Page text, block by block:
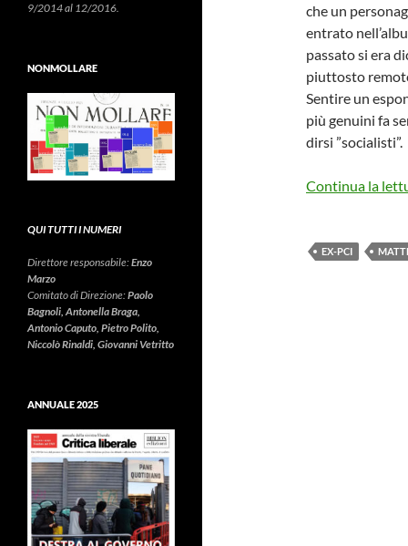
che un
entrato
passato si era
piuttosto
Sentire un
più genuini fa
dirsi ”socialisti”.
Continua la
EX-PCI
9/2014 al 12/2016.
NONMOLLARE
QUI TUTTI I NUMERI
Direttore responsabile:Enzo
Marzo
Comitato di Direzione:Paolo
Bagnoli, Antonella Braga,
Antonio Caputo, Pietro Polito,
Niccolò Rinaldi, Giovanni Vetritto
ANNUALE 2025